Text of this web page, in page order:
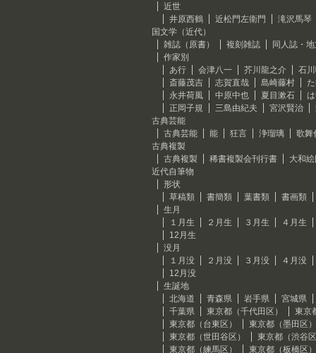
近世
井原西鶴
近松門左衛門
滝沢馬琴
国文学（近代）
雑誌（原書）
複刻雑誌
同人誌・
作家別
あ行
会津八一 芥川龍之介
石
斎藤茂吉
志賀直哉 島崎藤村
永井荷風
中原中也 夏目漱石
正岡子規
三島由紀夫 宮沢賢治
古典芸能
古典芸能
能 狂言 浄瑠璃
歌舞
古典複製
古典複製
稀書複製会刊行書
大和
近代自筆物
形状
草稿類
書簡類 葉書類
書画類
生月
１月生
２月生 ３月生
４月生
12月生
没月
１月没
２月没 ３月没
４月没
12月没
生誕地
北海道
青森県 岩手県
宮城県
千葉県
東京都（千代田区）
東京
東京都（台東区）
東京都（墨田区）
東京都（世田谷区）
東京都（渋谷
東京都（練馬区）
東京都（板橋区）